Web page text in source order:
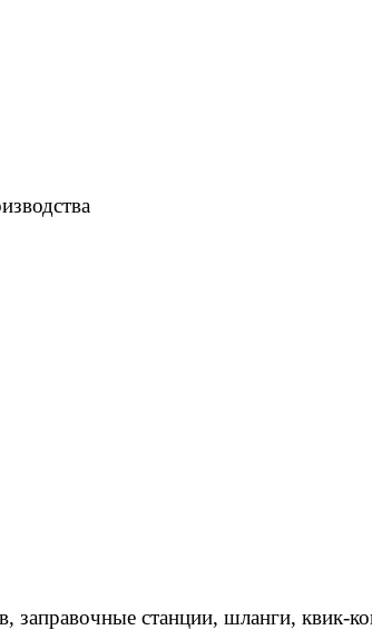
заправочные станции, шланги, квик-